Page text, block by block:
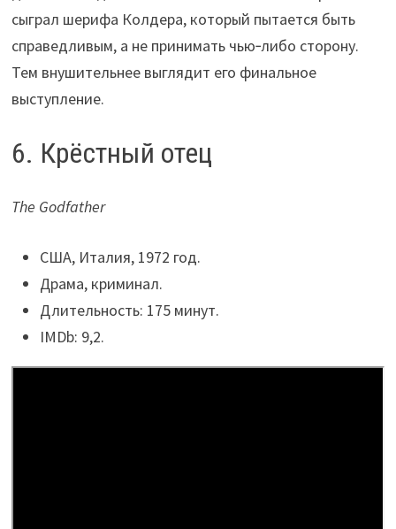
сыграл шерифа Колдера, который пытается быть
справедливым, а не принимать чью‑либо сторону.
Тем внушительнее выглядит его финальное
выступление.
6. Крёстный отец
The Godfather
США, Италия, 1972 год.
Драма, криминал.
Длительность: 175 минут.
IMDb: 9,2.